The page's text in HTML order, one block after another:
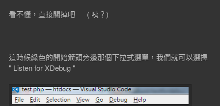
看不懂，直接關掉吧 ( 咦？)
這時候綠色的開始箭頭旁邊那個下拉式選單，我們就可以選擇
" Listen for XDebug "